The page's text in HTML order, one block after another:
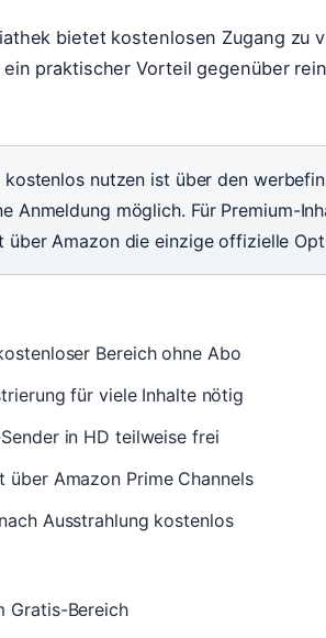
bietet kostenlosen Zugang zu
ein praktischer Vorteil gegenüber
kostenlos nutzen ist über den
Anmeldung möglich. Für Premium-
über Amazon die einzige offizielle
Bereich ohne Abo
für viele Inhalte nötig
in HD teilweise frei
über Amazon Prime Channels
Ausstrahlung kostenlos
Gratis-Bereich